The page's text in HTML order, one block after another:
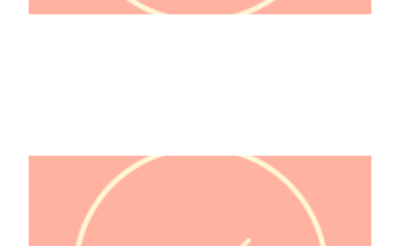
@Fée_de_beaux_rêves